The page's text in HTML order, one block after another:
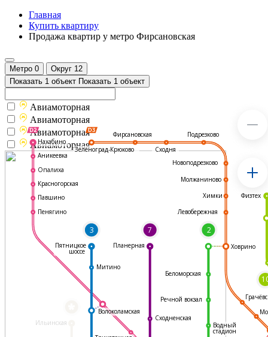
Главная
Купить квартиру
Продажа квартир у метро Фирсановская
Метро 0 Округ 12
Показать 1 объект Показать 1 объект
Ильинская
3 7 2
Фирсановская
Сходня
Подрезково
Новоподрезково
Молжаниново
Химки
Левобережная
Ховрино
Водный
стадион
Сходненская
Волоколамская
Митино
Нахабино
Аникеевка
Опалиха
Красногорская
Павшино
Пенягино
Пятницкое
шоссе
Планерная
Физтех
Речной вокзал
Беломорская
Зеленоград-Крюково
Авиамоторная
Авиамоторная
Авиамоторная
Авиамоторная